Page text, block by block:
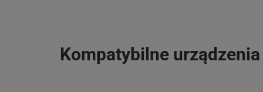
Kompatybilne urządzenia